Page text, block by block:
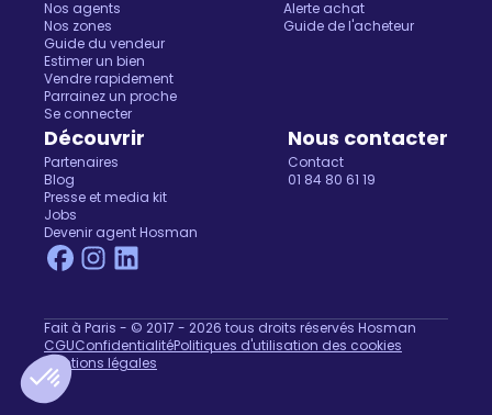
Salut c'est nous...
les Cookies !
On a attendu d'être sûrs que le contenu de ce site vous
intéresse avant de vous déranger, mais on aimerait bien vous
accompagner pendant votre visite...
C'est OK pour vous ?
Pour modifier vos préférences par la suite, cliquez sur le lien
Lire la politique de confidentialité
Consentements certifiés par
Non merci
Nos agents
Nos zones
Guide du vendeur
Estimer un bien
Vendre rapidement
Parrainez un proche
Se connecter
Alerte achat
Guide de l'acheteur
Découvrir
Partenaires
Blog
Presse et media kit
Jobs
Devenir agent Hosman
Nous contacter
Contact
01 84 80 61 19
Fait à Paris - © 2017 - 2026 tous droits réservés Hosman
CGUConfidentialitéPolitiques d'utilisation des cookies
Mentions légales